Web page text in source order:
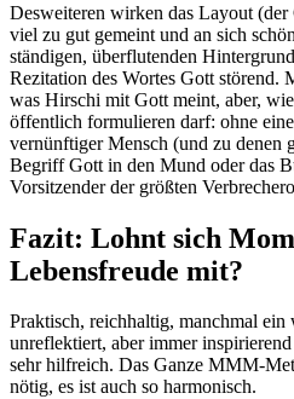
Desweiteren wirken das Layout
viel zu gut gemeint und an sich
ständigen, überflutenden
Rezitation des Wortes Gott störend.
was Hirschi mit Gott meint, aber,
öffentlich formulieren darf: ohne
vernünftiger Mensch (und zu denen
Begriff Gott in den Mund oder das
Vorsitzender der größten
Fazit: Lohnt sich
Lebensfreude mit?
Praktisch, reichhaltig, manchmal ein
unreflektiert, aber immer
sehr hilfreich. Das Ganze MMM-
nötig, es ist auch so harmonisch.